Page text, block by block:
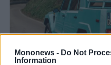
Mononews - Do Not
Information